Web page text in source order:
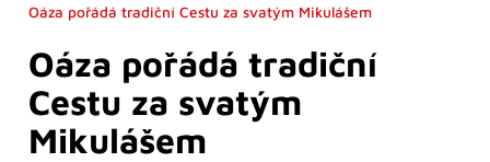
Oáza pořádá tradiční Cestu za svatým Mikulášem
Oáza pořádá tradiční
Cestu za svatým
Mikulášem